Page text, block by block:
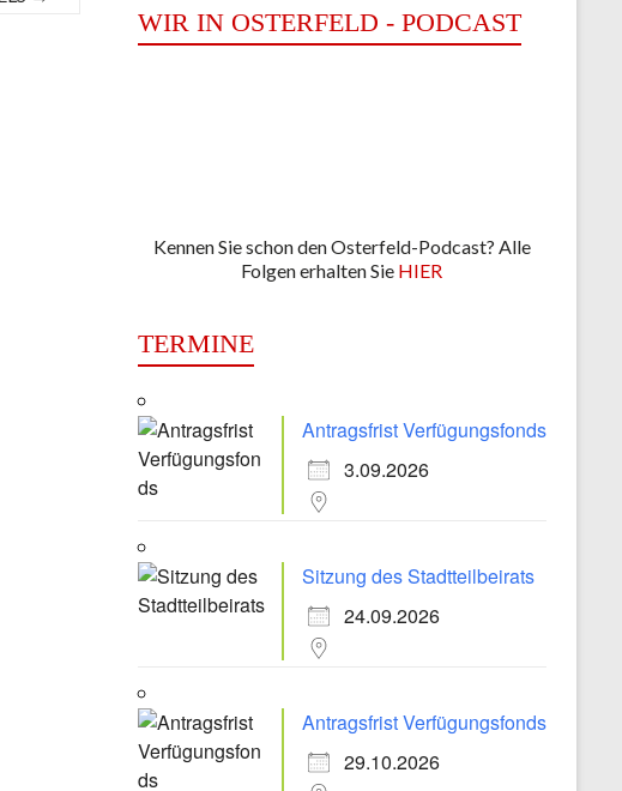
WIR IN OSTERFELD - PODCAST
Kennen Sie schon den Osterfeld-Podcast? Alle
Folgen erhalten Sie HIER
TERMINE
Antragsfrist Verfügungsfonds
3.09.2026
Sitzung des Stadtteilbeirats
24.09.2026
Antragsfrist Verfügungsfonds
29.10.2026